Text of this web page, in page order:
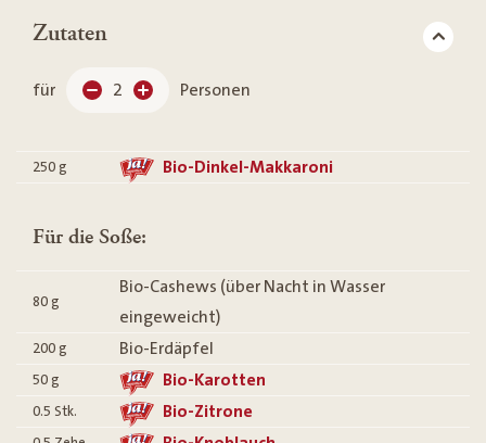
Zutaten
für 2 Personen
250 g Bio-Dinkel-Makkaroni
Für die Soße:
80 g
Bio-Cashews (über Nacht in Wasser
eingeweicht)
200 g Bio-Erdäpfel
50 g Bio-Karotten
0.5 Stk. Bio-Zitrone